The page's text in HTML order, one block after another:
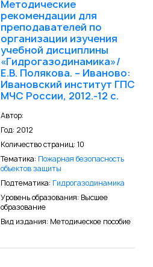
Методические
рекомендации для
преподавателей по
организации изучения
учебной дисциплины
«Гидрогазодинамика»/
Е.В. Полякова. – Иваново:
Ивановский институт ГПС
МЧС России, 2012.-12 с.
Автор:
Год: 2012
Количество страниц: 10
Тематика: Пожарная безопасность
объектов защиты
Подтематика: Гидрогазодинамика
Уровень образования: Высшее
образование
Вид издания: Методическое пособие